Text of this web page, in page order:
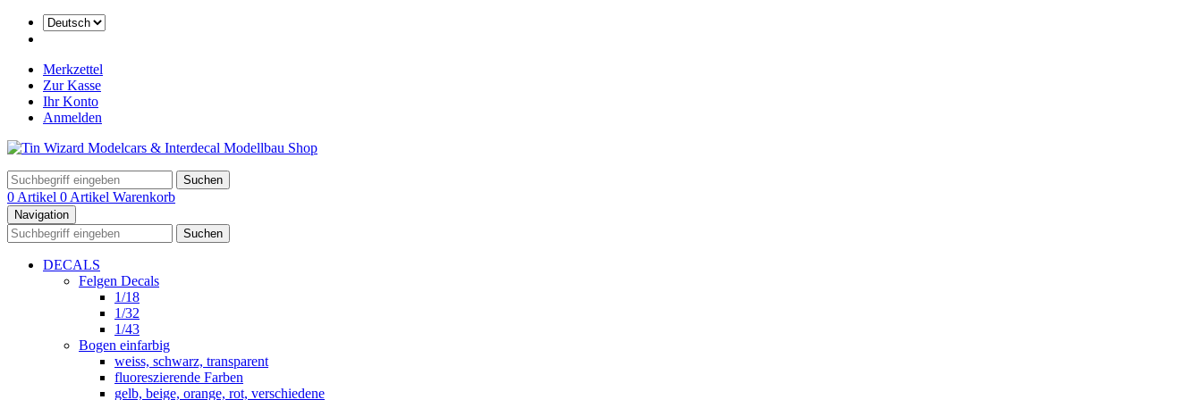
Merkzettel
Zur Kasse
Ihr Konto
Anmelden
Suchen
0 Artikel 0 Artikel Warenkorb
Navigation
Suchen
DECALS
Felgen Decals
1/18
1/32
1/43
Bogen einfarbig
weiss, schwarz, transparent
fluoreszierende Farben
gelb, beige, orange, rot, verschiedene